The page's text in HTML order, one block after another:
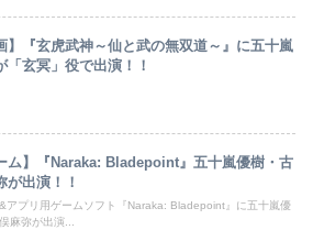
】『玄虎武神～仙と武の無双道～』に五十嵐
「玄冥」役で出演！！
ム】『Naraka: Bladepoint』五十嵐優樹・古
が出演！！
アプリ用ゲームソフト『Naraka: Bladepoint』に五十嵐優
麻弥が出演...